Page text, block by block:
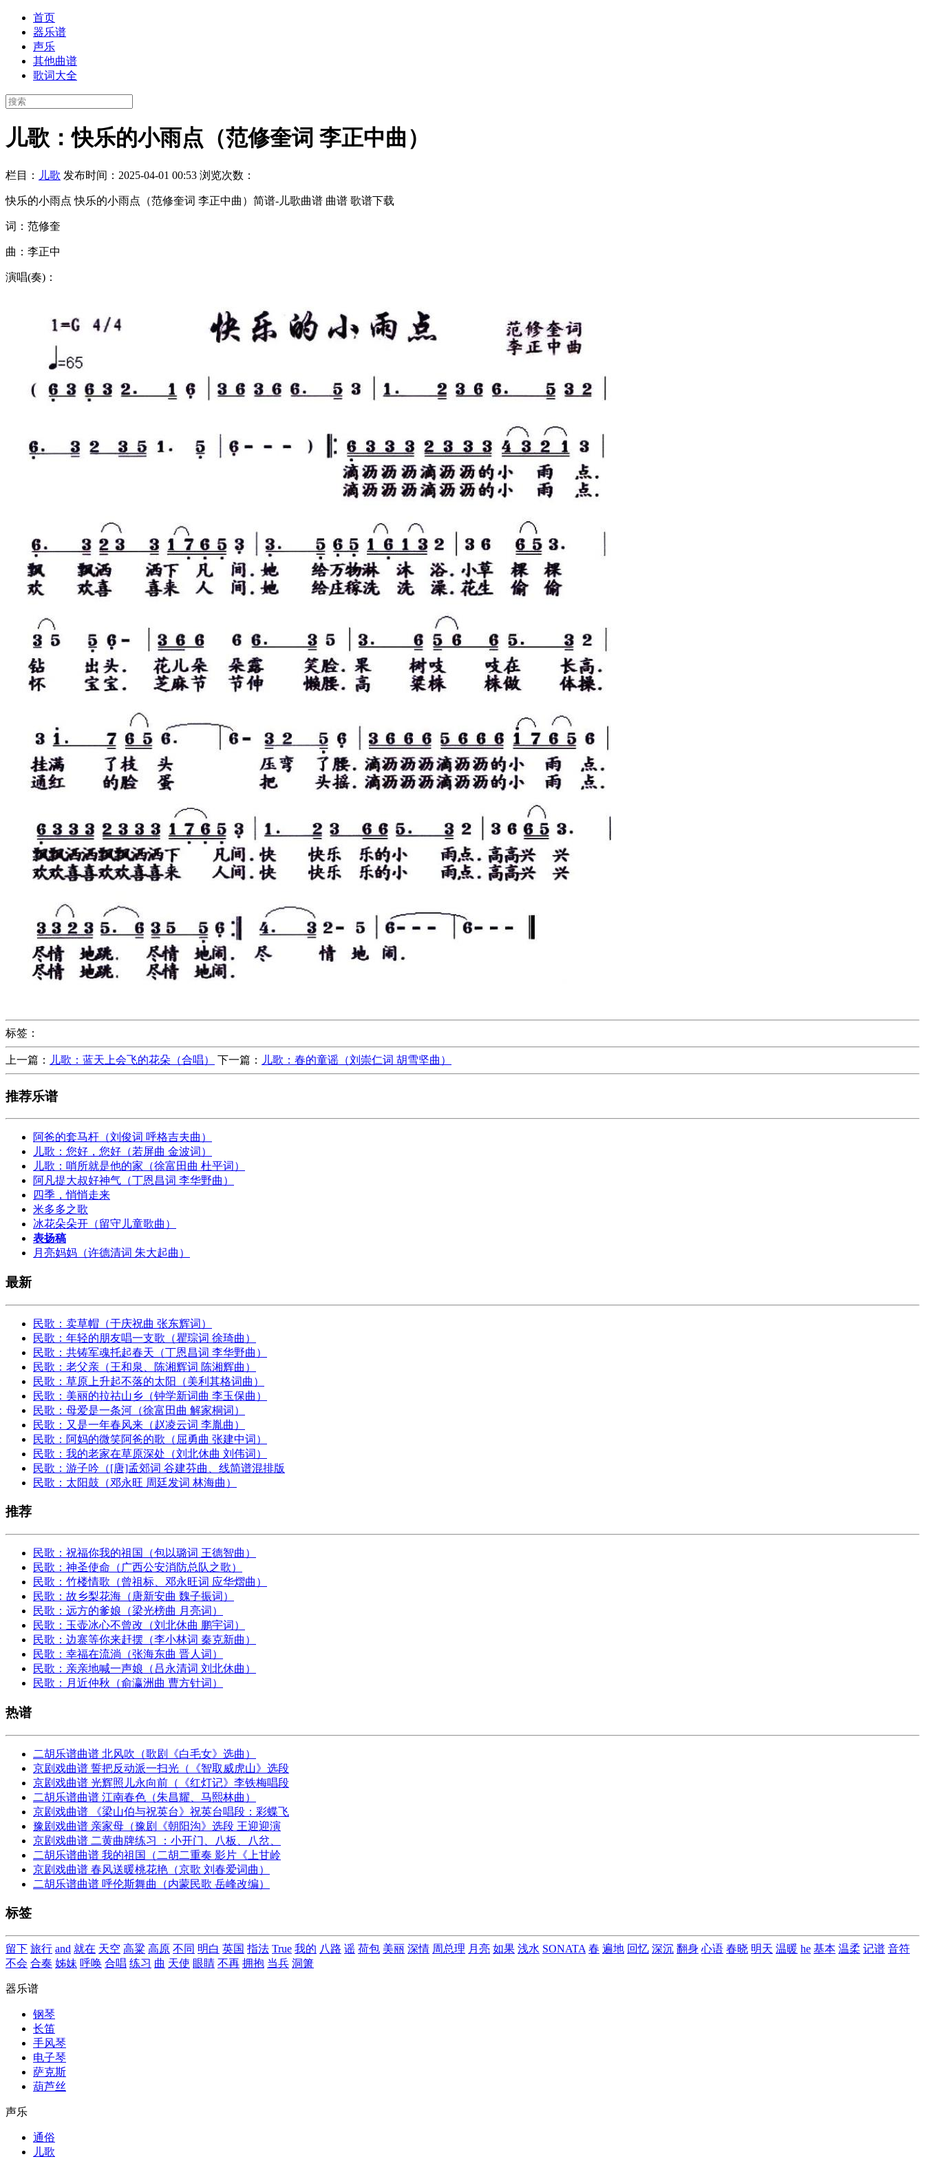
首页
器乐谱
声乐
其他曲谱
歌词大全
儿歌：快乐的小雨点（范修奎词 李正中曲）
栏目： 儿歌 发布时间：2025-04-01 00:53 浏览次数：
快乐的小雨点 快乐的小雨点（范修奎词 李正中曲）简谱-儿歌曲谱 曲谱 歌谱下载
词：范修奎
曲：李正中
演唱(奏)：
标签：
上一篇： 儿歌：蓝天上会飞的花朵（合唱） 下一篇： 儿歌：春的童谣（刘崇仁词 胡雪坚曲）
推荐乐谱
阿爸的套马杆（刘俊词 呼格吉夫曲）
儿歌：您好，您好（若屏曲 金波词）
儿歌：哨所就是他的家（徐富田曲 杜平词）
阿凡提大叔好神气（丁恩昌词 李华野曲）
四季，悄悄走来
米多多之歌
冰花朵朵开（留守儿童歌曲）
表扬稿
月亮妈妈（许德清词 朱大起曲）
最新
民歌：卖草帽（于庆祝曲 张东辉词）
民歌：年轻的朋友唱一支歌（瞿琮词 徐琦曲）
民歌：共铸军魂托起春天（丁恩昌词 李华野曲）
民歌：老父亲（王和泉、陈湘辉词 陈湘辉曲）
民歌：草原上升起不落的太阳（美利其格词曲）
民歌：美丽的拉祜山乡（钟学新词曲 李玉保曲）
民歌：母爱是一条河（徐富田曲 解家桐词）
民歌：又是一年春风来（赵凌云词 李胤曲）
民歌：阿妈的微笑阿爸的歌（屈勇曲 张建中词）
民歌：我的老家在草原深处（刘北休曲 刘伟词）
民歌：游子吟（[唐]孟郊词 谷建芬曲、线简谱混排版
民歌：太阳鼓（邓永旺 周廷发词 林海曲）
推荐
民歌：祝福你我的祖国（包以璐词 王德智曲）
民歌：神圣使命（广西公安消防总队之歌）
民歌：竹楼情歌（曾祖标、邓永旺词 应华熠曲）
民歌：故乡梨花海（唐新安曲 魏子振词）
民歌：远方的爹娘（梁光榜曲 月亮词）
民歌：玉壶冰心不曾改（刘北休曲 鹏宇词）
民歌：边寨等你来赶摆（李小林词 秦克新曲）
民歌：幸福在流淌（张海东曲 晋人词）
民歌：亲亲地喊一声娘（吕永清词 刘北休曲）
民歌：月近仲秋（俞瀛洲曲 曹方针词）
热谱
二胡乐谱曲谱 北风吹（歌剧《白毛女》选曲）
京剧戏曲谱 誓把反动派一扫光（《智取威虎山》选段
京剧戏曲谱 光辉照儿永向前（《红灯记》李铁梅唱段
二胡乐谱曲谱 江南春色（朱昌耀、马熙林曲）
京剧戏曲谱 《梁山伯与祝英台》祝英台唱段：彩蝶飞
豫剧戏曲谱 亲家母（豫剧《朝阳沟》选段 王迎迎演
京剧戏曲谱 二黄曲牌练习 ：小开门、八板、八岔、
二胡乐谱曲谱 我的祖国（二胡二重奏 影片《上甘岭
京剧戏曲谱 春风送暖桃花艳（京歌 刘春爱词曲）
二胡乐谱曲谱 呼伦斯舞曲（内蒙民歌 岳峰改编）
标签
留下 旅行 and 就在 天空 高粱 高原 不同 明白 英国 指法 True 我的 八路 谣 荷包 美丽 深情 周总理 月亮 如果 浅水 SONATA 春 遍地 回忆 深沉 翻身 心语 春晓 明天 温暖 he 基本 温柔 记谱 音符
不会 合奏 姊妹 呼唤 合唱 练习 曲 天使 眼睛 不再 拥抱 当兵 洞箫
器乐谱
钢琴
长笛
手风琴
电子琴
萨克斯
葫芦丝
声乐
通俗
儿歌